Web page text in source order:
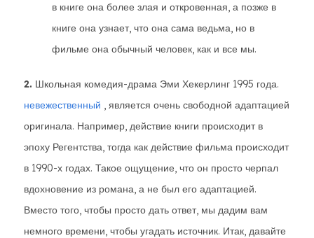
в книге она более злая и откровенная, а позже в
книге она узнает, что она сама ведьма, но в
фильме она обычный человек, как и все мы.
2. Школьная комедия-драма Эми Хекерлинг 1995 года.
невежественный , является очень свободной адаптацией
оригинала. Например, действие книги происходит в
эпоху Регентства, тогда как действие фильма происходит
в 1990-х годах. Такое ощущение, что он просто черпал
вдохновение из романа, а не был его адаптацией.
Вместо того, чтобы просто дать ответ, мы дадим вам
немного времени, чтобы угадать источник. Итак, давайте